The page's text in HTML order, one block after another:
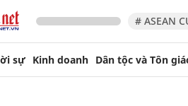
# ASEAN
sự Kinh doanh Dân tộc và Tôn